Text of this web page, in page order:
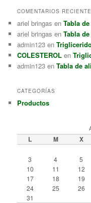
COMENTARIOS
ariel bringas enTabla
ariel bringas enTabla
admin123 en
COLESTEROL en
admin123 enTabla de
CATEGORÍAS
Productos
L M X
3
4 5
10
11 12
17
18 19
24
25 26
31